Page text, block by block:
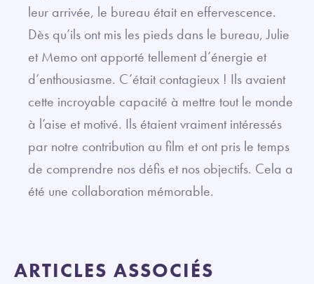
leur arrivée, le bureau était en effervescence.
Dès qu’ils ont mis les pieds dans le bureau, Julie
et Memo ont apporté tellement d’énergie et
d’enthousiasme. C’était contagieux ! Ils avaient
cette incroyable capacité à mettre tout le monde
à l’aise et motivé. Ils étaient vraiment intéressés
par notre contribution au film et ont pris le temps
de comprendre nos défis et nos objectifs. Cela a
été une collaboration mémorable.
ARTICLES ASSOCIÉS